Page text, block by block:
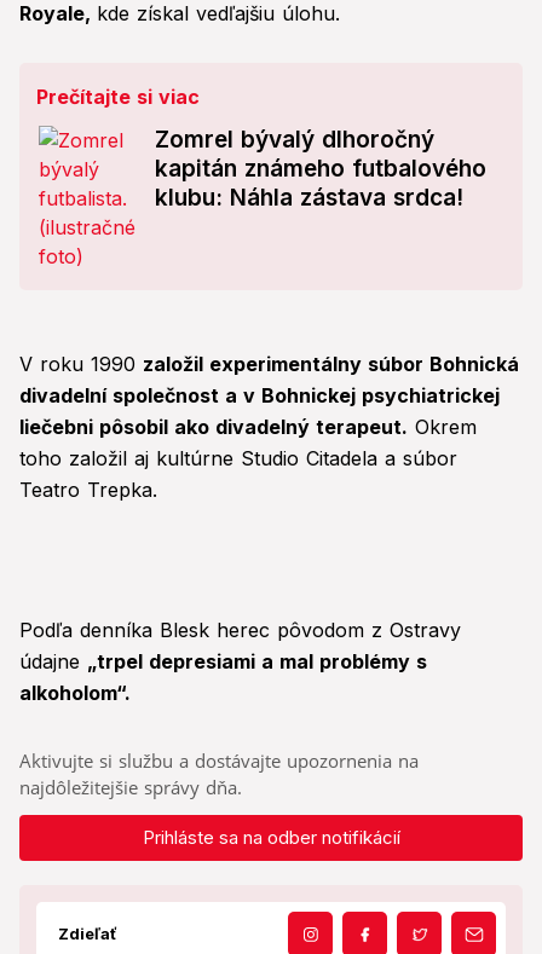
Royale, kde získal vedľajšiu úlohu.
Prečítajte si viac
Zomrel bývalý dlhoročný
kapitán známeho futbalového
klubu: Náhla zástava srdca!
V roku 1990 založil experimentálny súbor Bohnická
divadelní společnost a v Bohnickej psychiatrickej
liečebni pôsobil ako divadelný terapeut. Okrem
toho založil aj kultúrne Studio Citadela a súbor
Teatro Trepka.
Podľa denníka Blesk herec pôvodom z Ostravy
údajne „trpel depresiami a mal problémy s
alkoholom“.
Aktivujte si službu a dostávajte upozornenia na
najdôležitejšie správy dňa.
Prihláste sa na odber notifikácií
Zdieľať